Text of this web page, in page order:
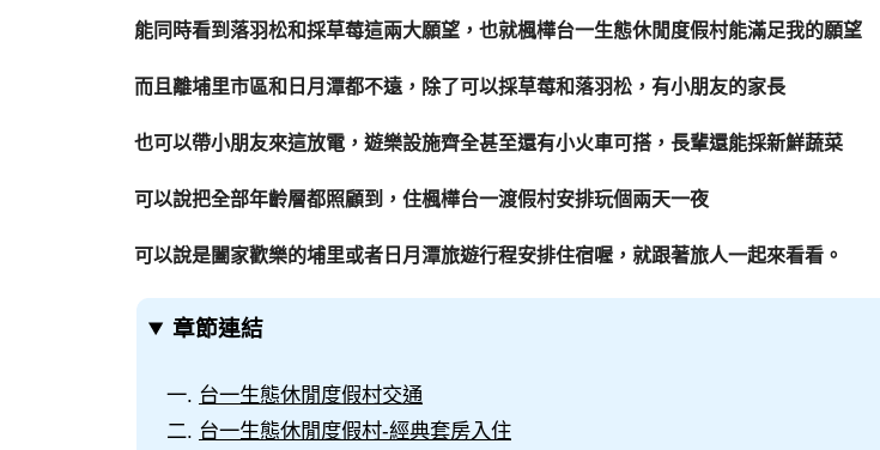
能同時看到落羽松和採草莓這兩大願望，也就楓樺台一生態休閒度假村能滿足我的願望
而且離埔里市區和日月潭都不遠，除了可以採草莓和落羽松，有小朋友的家長
也可以帶小朋友來這放電，遊樂設施齊全甚至還有小火車可搭，長輩還能採新鮮蔬菜
可以說把全部年齡層都照顧到，住楓樺台一渡假村安排玩個兩天一夜
可以說是闔家歡樂的埔里或者日月潭旅遊行程安排住宿喔，就跟著旅人一起來看看。
章節連結
台一生態休閒度假村交通
台一生態休閒度假村-經典套房入住